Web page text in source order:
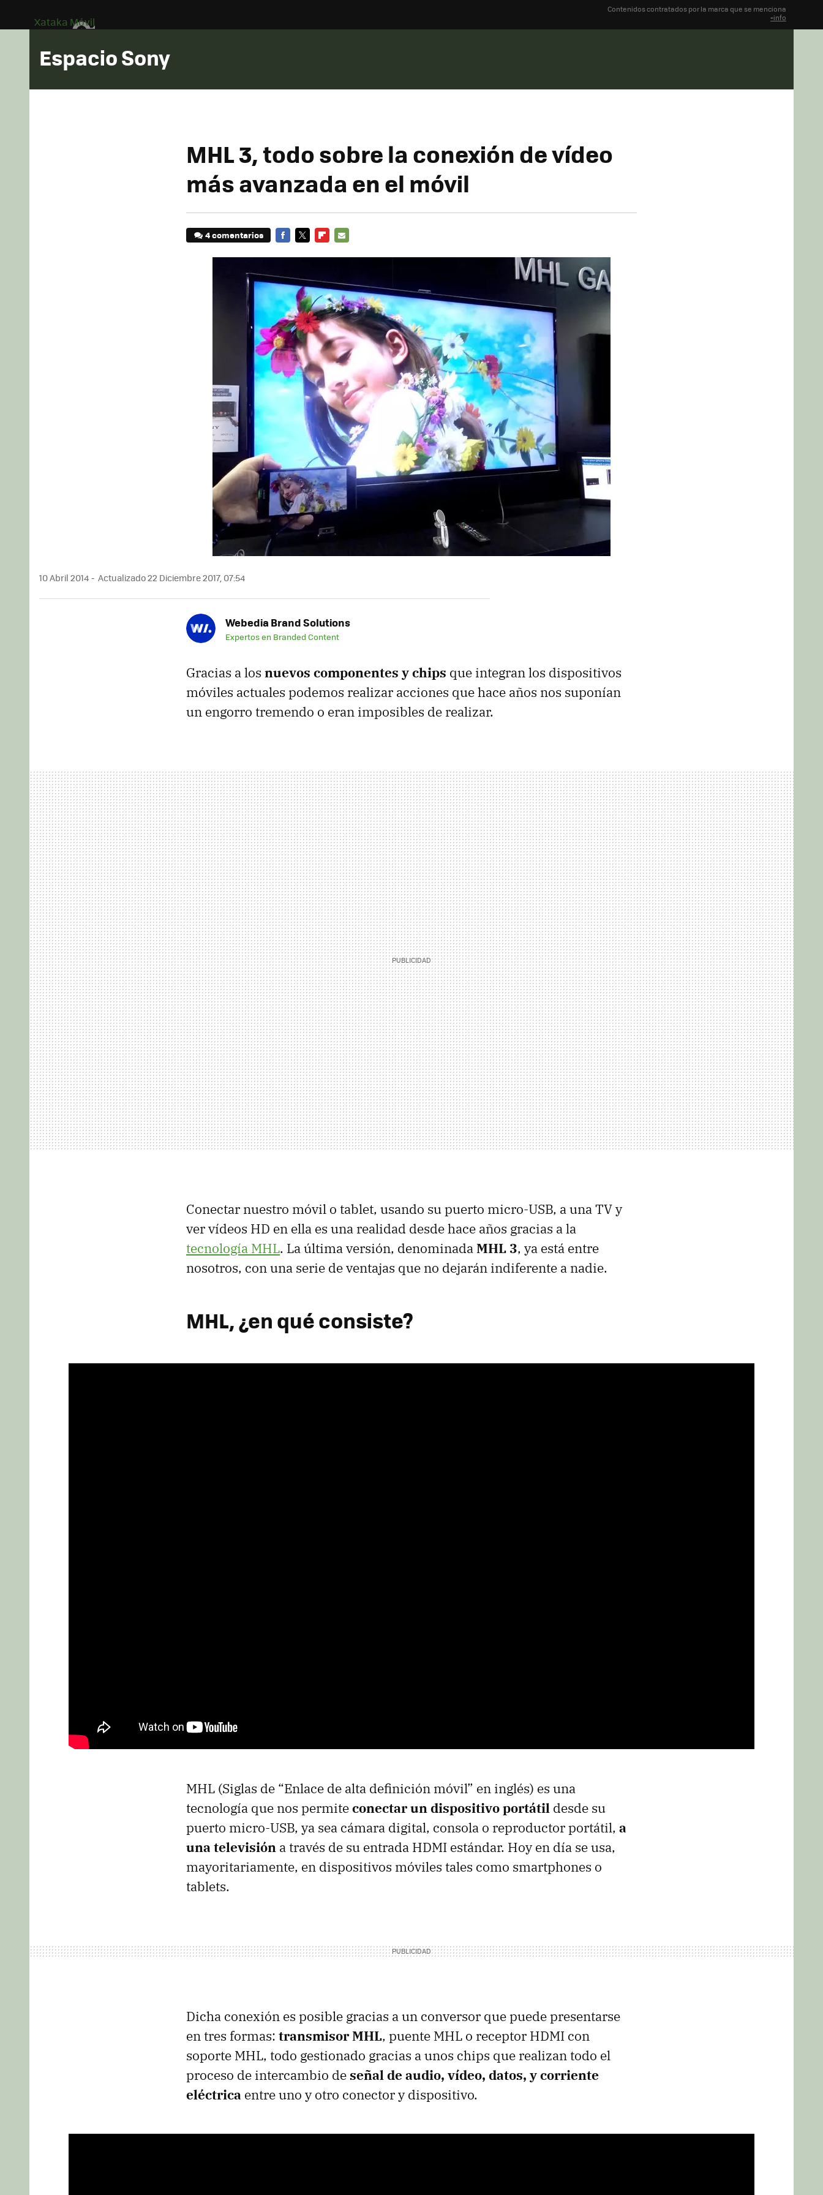
Contenidos contratados por la marca que se menciona
+info
Xataka Móvil
Espacio Sony
MHL 3, todo sobre la conexión de vídeo
más avanzada en el móvil
4 comentarios
10 Abril 2014 Actualizado 22 Diciembre 2017, 07:54
Webedia Brand Solutions
Expertos en Branded Content
Gracias a los nuevos componentes y chips que integran los dispositivos
móviles actuales podemos realizar acciones que hace años nos suponían
un engorro tremendo o eran imposibles de realizar.
Conectar nuestro móvil o tablet, usando su puerto micro-USB, a una TV y
ver vídeos HD en ella es una realidad desde hace años gracias a la
tecnología MHL. La última versión, denominadaMHL 3, ya está entre
nosotros, con una serie de ventajas que no dejarán indiferente a nadie.
MHL, ¿en qué consiste?
MHL (Siglas de “Enlace de alta definición móvil” en inglés) es una
tecnología que nos permiteconectar un dispositivo portátil desde su
puerto micro-USB, ya sea cámara digital, consola o reproductor portátil, a
una televisión a través de su entrada HDMI estándar. Hoy en día se usa,
mayoritariamente, en dispositivos móviles tales como smartphones o
tablets.
Dicha conexión es posible gracias a un conversor que puede presentarse
en tres formas: transmisor MHL, puente MHL o receptor HDMI con
soporte MHL, todo gestionado gracias a unos chips que realizan todo el
proceso de intercambio deseñal de audio, vídeo, datos, y corriente
eléctrica entre uno y otro conector y dispositivo.